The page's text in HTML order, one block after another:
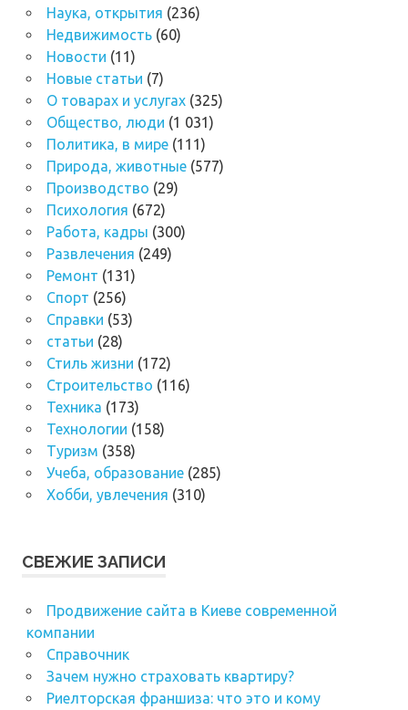
Наука, открытия (236)
Недвижимость(60)
Новости (11)
Новые статьи (7)
О товарах и услугах(325)
Общество, люди (1 031)
Политика, в мире(111)
Природа, животные(577)
Производство (29)
Психология (672)
Работа, кадры (300)
Развлечения (249)
Ремонт (131)
Спорт (256)
Справки (53)
статьи (28)
Стиль жизни (172)
Строительство (116)
Техника (173)
Технологии (158)
Туризм (358)
Учеба, образование(285)
Хобби, увлечения (310)
СВЕЖИЕ ЗАПИСИ
Продвижение сайта в Киеве современной
компании
Справочник
Зачем нужно страховать квартиру?
Риелторская франшиза: что это и кому